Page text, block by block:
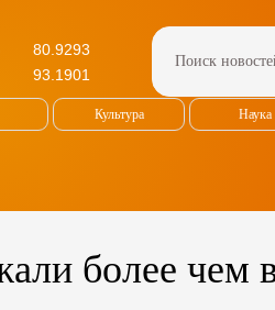
80.9293
93.1901
Культура Наука
более чем